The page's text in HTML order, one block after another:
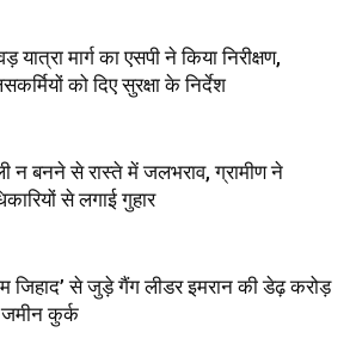
यात्रा मार्ग का एसपी ने किया निरीक्षण,
को दिए सुरक्षा के निर्देश
न बनने से रास्ते में जलभराव, ग्रामीण ने
से लगाई गुहार
जिहाद’ से जुड़े गैंग लीडर इमरान की डेढ़ करोड़
कुर्क